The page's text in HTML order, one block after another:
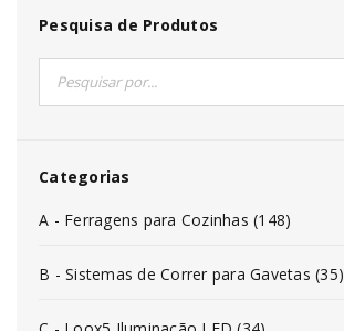
Pesquisa de Produtos
Categorias
A - Ferragens para Cozinhas (148)
B - Sistemas de Correr para Gavetas (35)